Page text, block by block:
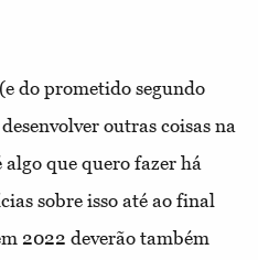
do prometido segundo
outras coisas na
que quero fazer há
sobre isso até ao final
2022 deverão também